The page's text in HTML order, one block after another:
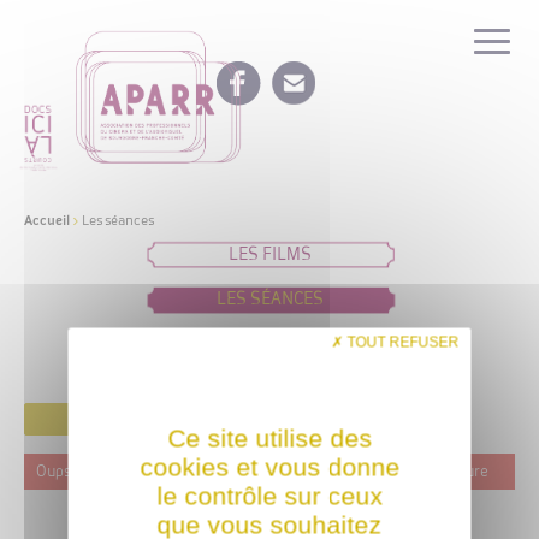
Accueil > Les séances
LES FILMS
LES SÉANCES
IDÉES DE PROGRAMMATION
Oups ! Ce film n'est programmé actuellement dans aucune structure
Ce site utilise des
cookies et vous donne
le contrôle sur ceux
que vous souhaitez
TOUT REFUSER